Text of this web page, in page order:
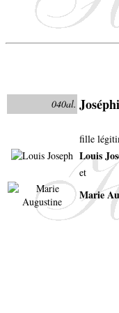
040al.
fille
Louis
et
Marie